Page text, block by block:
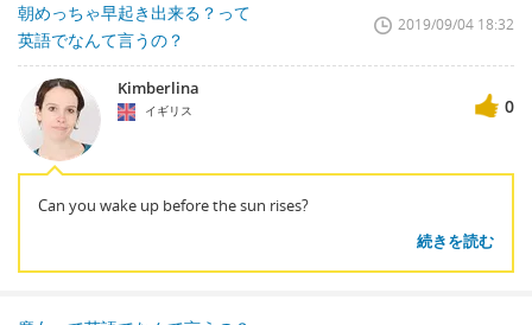
朝めっちゃ早起き出来る？って
英語でなんて言うの？
2019/09/04 18:32
Kimberlina
イギリス 0
Can you wake up before the sun rises?
続きを読む